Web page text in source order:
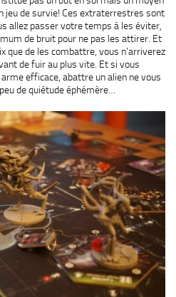
jeu de survie! Ces extraterrestres sont
allez passer votre temps à les éviter,
de bruit pour ne pas les attirer. Et
que de les combattre, vous n’arriverez
de fuir au plus vite. Et si vous
efficace, abattre un alien ne vous
de quiétude éphémère…